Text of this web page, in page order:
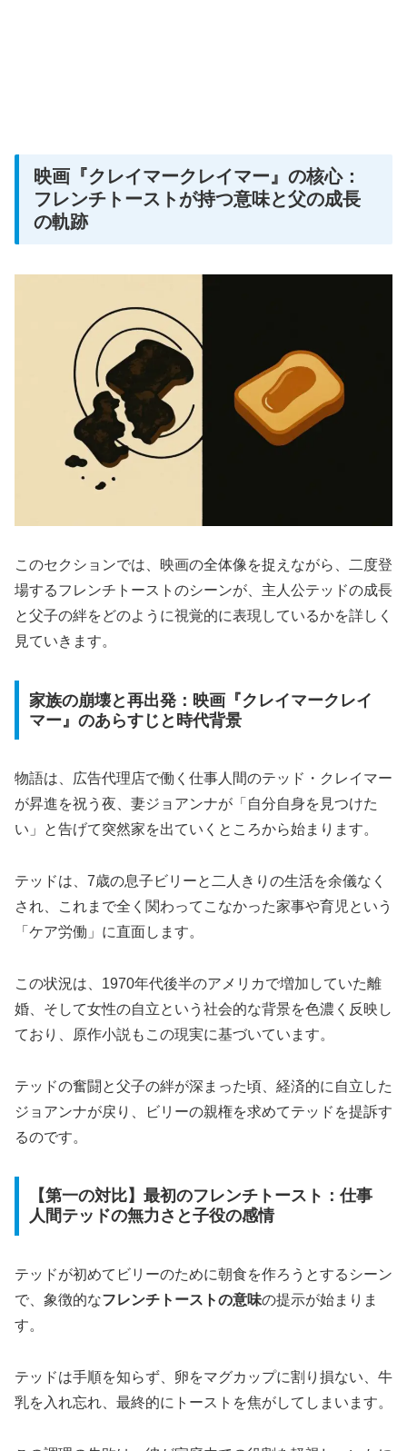
映画『クレイマークレイマー』の核心：
フレンチトーストが持つ意味と父の成長
の軌跡
このセクションでは、映画の全体像を捉えながら、二度登
場するフレンチトーストのシーンが、主人公テッドの成長
と父子の絆をどのように視覚的に表現しているかを詳しく
見ていきます。
家族の崩壊と再出発：映画『クレイマークレイ
マー』のあらすじと時代背景
物語は、広告代理店で働く仕事人間のテッド・クレイマー
が昇進を祝う夜、妻ジョアンナが「自分自身を見つけた
い」と告げて突然家を出ていくところから始まります。
テッドは、7歳の息子ビリーと二人きりの生活を余儀なく
され、これまで全く関わってこなかった家事や育児という
「ケア労働」に直面します。
この状況は、1970年代後半のアメリカで増加していた離
婚、そして女性の自立という社会的な背景を色濃く反映し
ており、原作小説もこの現実に基づいています。
テッドの奮闘と父子の絆が深まった頃、経済的に自立した
ジョアンナが戻り、ビリーの親権を求めてテッドを提訴す
るのです。
【第一の対比】最初のフレンチトースト：仕事
人間テッドの無力さと子役の感情
テッドが初めてビリーのために朝食を作ろうとするシーン
で、象徴的なフレンチトーストの意味の提示が始まりま
す。
テッドは手順を知らず、卵をマグカップに割り損ない、牛
乳を入れ忘れ、最終的にトーストを焦がしてしまいます。